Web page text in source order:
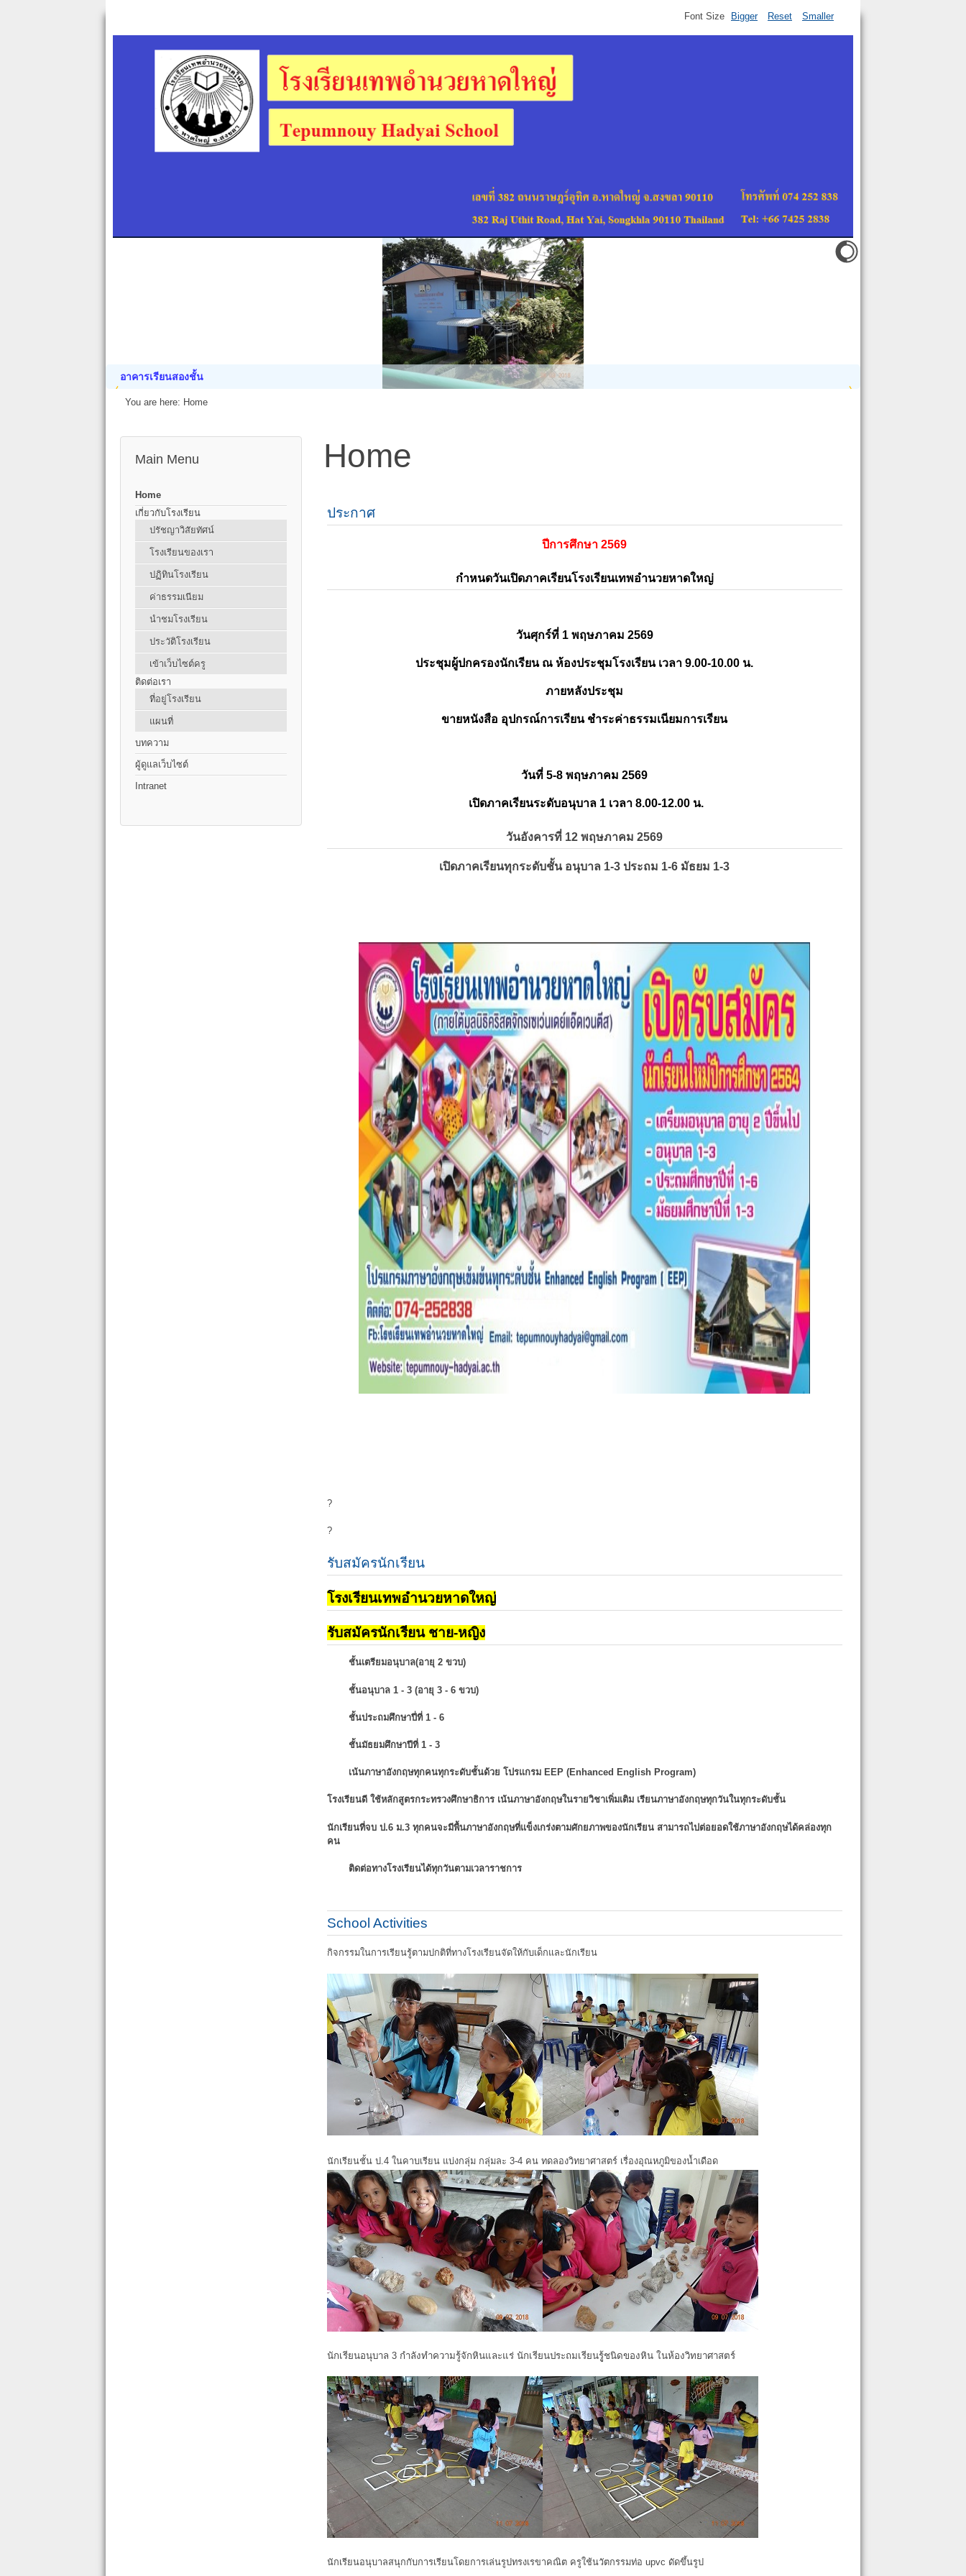
อาคารเรียนสองชั้น
Font Size Bigger Reset Smaller
You are here: Home
Main Menu
Home
เกี่ยวกับโรงเรียน
ปรัชญาวิสัยทัศน์
โรงเรียนของเรา
ปฏิทินโรงเรียน
ค่าธรรมเนียม
นำชมโรงเรียน
ประวัติโรงเรียน
เข้าเว็บไซต์ครู
ติดต่อเรา
ที่อยู่โรงเรียน
แผนที่
บทความ
ผู้ดูแลเว็บไซต์
Intranet
Home
ประกาศ
ปีการศึกษา 2569
กำหนดวันเปิดภาคเรียนโรงเรียนเทพอำนวยหาดใหญ่
วันศุกร์ที่ 1 พฤษภาคม 2569
ประชุมผู้ปกครองนักเรียน ณ ห้องประชุมโรงเรียน เวลา 9.00-10.00 น.
ภายหลังประชุม
ขายหนังสือ อุปกรณ์การเรียน ชำระค่าธรรมเนียมการเรียน
วันที่ 5-8 พฤษภาคม 2569
เปิดภาคเรียนระดับอนุบาล 1 เวลา 8.00-12.00 น.
วันอังคารที่ 12 พฤษภาคม 2569
เปิดภาคเรียนทุกระดับชั้น อนุบาล 1-3 ประถม 1-6 มัธยม 1-3
?
?
รับสมัครนักเรียน
โรงเรียนเทพอำนวยหาดใหญ่
รับสมัครนักเรียน ชาย-หญิง
ชั้นเตรียมอนุบาล(อายุ 2 ขวบ)
ชั้นอนุบาล 1 - 3 (อายุ 3 - 6 ขวบ)
ชั้นประถมศึกษาปี่ที่ 1 - 6
ชั้นมัธยมศึกษาปีที่ 1 - 3
เน้นภาษาอังกฤษทุกคนทุกระดับชั้นด้วย โปรแกรม EEP (Enhanced English Program)
โรงเรียนดี ใช้หลักสูตรกระทรวงศึกษาธิการ เน้นภาษาอังกฤษในรายวิชาเพิ่มเติม เรียนภาษาอังกฤษทุกวันในทุกระดับชั้น
นักเรียนที่จบ ป.6 ม.3 ทุกคนจะมีพื้นภาษาอังกฤษที่แข็งเกร่งตามศักยภาพของนักเรียน สามารถไปต่อยอดใช้ภาษาอังกฤษได้คล่องทุก
คน
ติดต่อทางโรงเรียนได้ทุกวันตามเวลาราชการ
School Activities
กิจกรรมในการเรียนรู้ตามปกติที่ทางโรงเรียนจัดให้กับเด็กและนักเรียน
นักเรียนชั้น ป.4 ในคาบเรียน แบ่งกลุ่ม กลุ่มละ 3-4 คน ทดลองวิทยาศาสตร์ เรื่องอุณหภูมิของน้ำเดือด
นักเรียนอนุบาล 3 กำลังทำความรู้จักหินและแร่ นักเรียนประถมเรียนรูู้ชนิดของหิน ในห้องวิทยาศาสตร์
นักเรียนอนุบาลสนุกกับการเรียนโดยการเล่นรูปทรงเรขาคณิต ครูใช้นวัตกรรมท่อ upvc ดัดขึ้นรูป